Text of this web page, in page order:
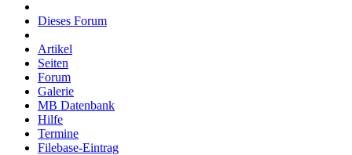
Dieses Forum
Artikel
Seiten
Forum
Galerie
MB Datenbank
Hilfe
Termine
Filebase-Eintrag